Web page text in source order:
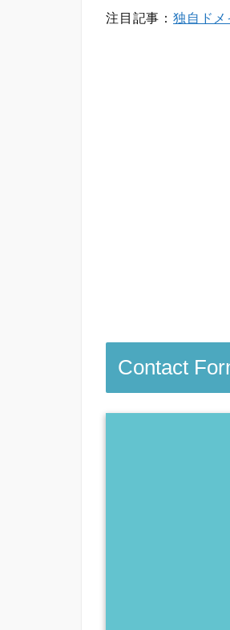
注目記事： 独自ド
Contact